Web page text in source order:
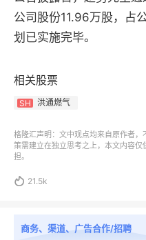
公司股份11.96万股，占
划已实施完毕。
相关股票
SH 洪通燃气
格隆汇声明：文中观点均来自原作者
策需建立在独立思考之上，本文内容
担。
 21.5k
商务、渠道、广告合作/招聘